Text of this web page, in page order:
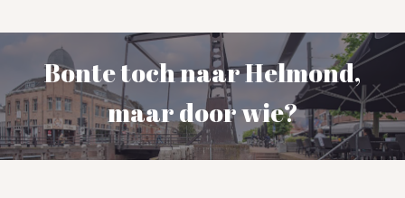
Bonte toch naar Helmond,
maar door wie?